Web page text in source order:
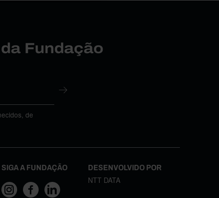
Fundação
de
SIGA A FUNDAÇÃO DESENVOLVIDO POR
NTT DATA